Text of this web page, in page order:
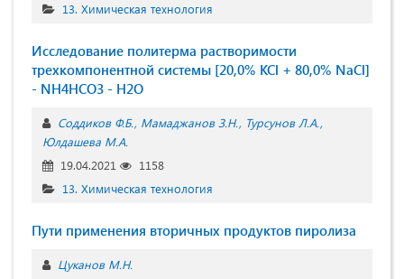
13. Химическая технология
Исследование политерма растворимости
трехкомпонентной системы [20,0% KCl + 80,0% NaCl]
- NH4HCO3 - H2O
Соддиков Ф.Б. Мамаджанов З.Н. Турсунов Л.А.
Юлдашева М.А.
19.04.2021
1158
13. Химическая технология
Пути применения вторичных продуктов пиролиза
Цуканов М.Н.